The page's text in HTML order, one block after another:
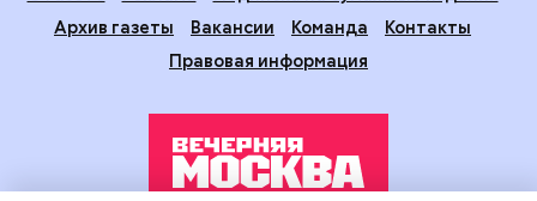
Архив газеты
Вакансии Команда
Контакты
Правовая информация